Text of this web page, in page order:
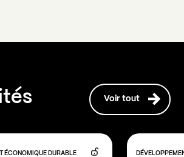
Voir tout
ÉCONOMIQUE DURABLE